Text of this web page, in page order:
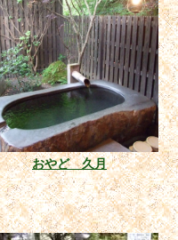
おやど 久月